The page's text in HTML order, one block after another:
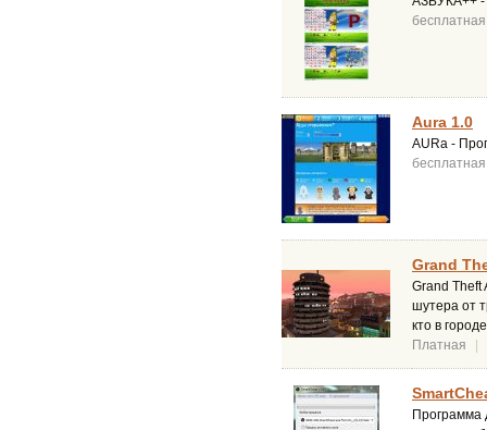
бесплатная
Aura 1.0
AURa -
бесплатная
Grand
Grand Theft
шутера от
кто в
Платная
Программа